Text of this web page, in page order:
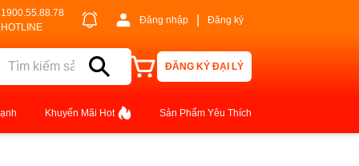
1900.55.88.78
HOTLINE
Đăng nhập Đăng ký
ĐĂNG KÝ ĐẠI LÝ
Khuyến Mãi Hot Sản Phẩm Yêu Thích